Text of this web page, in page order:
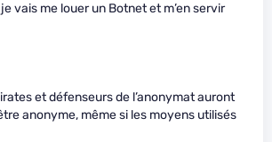
vais me louer un Botnet et m’en servir
et défenseurs de l’anonymat auront
anonyme, même si les moyens utilisés